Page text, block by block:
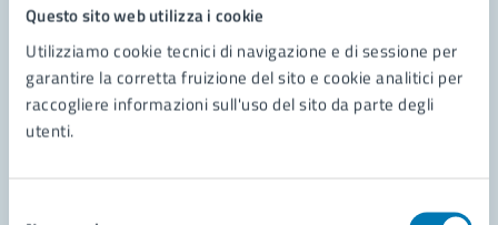
Questo sito web utilizza i cookie
Utilizziamo cookie tecnici di navigazione e di sessione per
garantire la corretta fruizione del sito e cookie analitici per
raccogliere informazioni sull'uso del sito da parte degli
utenti.
Contatta il comune
Leggi le domande frequenti